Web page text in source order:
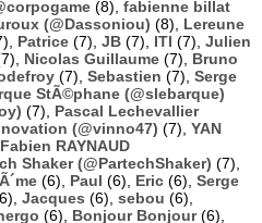
(8), fabienne billat
(@Dassoniou) (8), Lereune
Patrice (7), JB (7), ITI (7), Julien
Nicolas Guillaume (7), Bruno
(7), Sebastien (7), Serge
StÃ©phane (@slebarque)
(7), Pascal Lechevallier
(@vinno47) (7), YAN
Fabien RAYNAUD
Shaker (@PartechShaker) (7),
(6), Paul (6), Eric (6), Serge
Jacques (6), sebou (6),
(6), Bonjour Bonjour(6),